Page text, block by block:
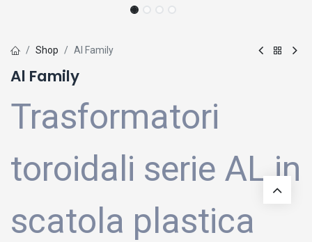
Shop Al Family
Al Family
Trasformatori
toroidali serie AL in
scatola plastica